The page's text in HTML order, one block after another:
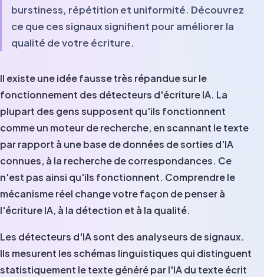
burstiness, répétition et uniformité. Découvrez
ce que ces signaux signifient pour améliorer la
qualité de votre écriture.
Il existe une idée fausse très répandue sur le
fonctionnement des détecteurs d'écriture IA. La
plupart des gens supposent qu'ils fonctionnent
comme un moteur de recherche, en scannant le texte
par rapport à une base de données de sorties d'IA
connues, à la recherche de correspondances. Ce
n'est pas ainsi qu'ils fonctionnent. Comprendre le
mécanisme réel change votre façon de penser à
l'écriture IA, à la détection et à la qualité.
Les détecteurs d'IA sont des analyseurs de signaux.
Ils mesurent les schémas linguistiques qui distinguent
statistiquement le texte généré par l'IA du texte écrit